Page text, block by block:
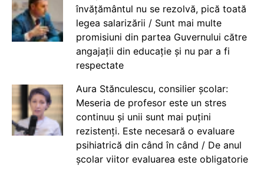
învățământul nu se rezolvă, pică toată
legea salarizării / Sunt mai multe
promisiuni din partea Guvernului către
angajații din educație și nu par a fi
respectate
Aura Stănculescu, consilier școlar:
Meseria de profesor este un stres
continuu și unii sunt mai puțini
rezistenți. Este necesară o evaluare
psihiatrică din când în când / De anul
școlar viitor evaluarea este obligatorie